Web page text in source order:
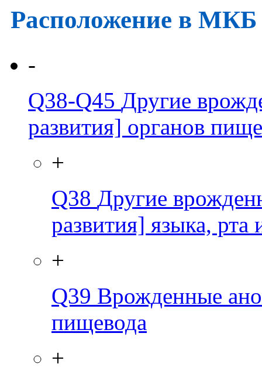
Расположение в
-
Q38-Q45 Другие
развития] органов
+
Q38 Другие
развития] языка, рта
+
Q39 Врожденные
пищевода
+